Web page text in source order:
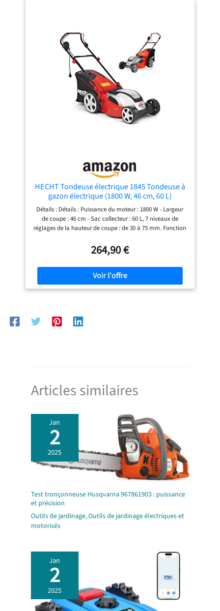
sécurité sur la pelouse : système pratique de soulagement
du câble - empêche la fiche de glisser, réduit le risque de
trébucher sur le câble Rangement peu encombrant et
transport sans effort : guidon rabattable pour un
rangement peu encombrant, poignée de transport
intégrée pour un transport sans effort de la tondeuse De
nombreux accessoires sont fournis : des lames de
rechange pour prolonger la durée de vie de l'appareil et un
kit de mulching pour une tonte respectueuse de
l'environnement sont déjà inclus dans le kit
HECHT Tondeuse électrique 1845 Tondeuse à
gazon électrique (1800 W, 46 cm, 60 L)
Détails : Détails : Puissance du moteur : 1800 W - Largeur
de coupe : 46 cm - Sac collecteur : 60 L, 7 niveaux de
réglages de la hauteur de coupe : de 30 à 75 mm. Fonction
broyer les feuilles et les branches. Cette tondeuse à gazon
HECHT est parfaite pour les surfaces de jusqu'à 1000 m².
Design léger et élégant - Boîtier robuste en acier de la
fameuse couleur rouge de la marque Hecht - Grandes
roues à roulement à billes. Ne réfléchissez pas trop
longtemps et offrez-vous dès maintenant cette puissante
264,90 €
Articles similaires
Jan
2
2025
Test tronçonneuse Husqvarna 967861903 : puissance
et précision
Outils de jardinage,Outils de jardinage électriques et
motorisés
Jan
2
2025